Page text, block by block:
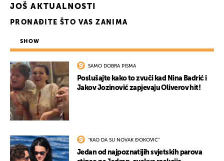
JOŠ AKTUALNOSTI
PRONAĐITE ŠTO VAS ZANIMA
SHOW
SAMO DOBRA PISMA
Poslušajte kako to zvuči kad Nina Badrić i
Jakov Jozinović zapjevaju Oliverov hit!
"KAO DA SU NOVAK ĐOKOVIĆ"
Jedan od najpoznatijih svjetskih parova